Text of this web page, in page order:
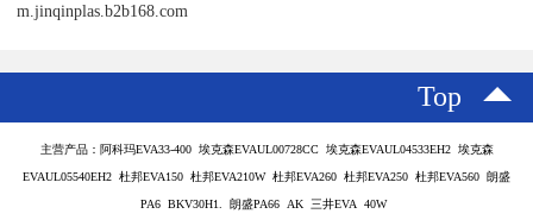
m.jinqinplas.b2b168.com
Top
主营产品：阿科玛EVA33-400 埃克森EVAUL00728CC 埃克森EVAUL04533EH2 埃克森
EVAUL05540EH2 杜邦EVA150 杜邦EVA210W 杜邦EVA260 杜邦EVA250 杜邦EVA560 朗盛
PA6 BKV30H1. 朗盛PA66 AK 三井EVA 40W